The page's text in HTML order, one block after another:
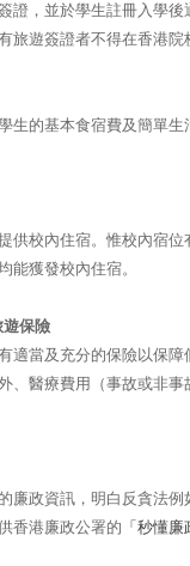
證，並於學生註冊入學
旅遊簽證者不得在香港院
生的基本食宿費及簡單
供校內住宿。惟校內宿
能獲發校內住宿。
保險
適當及充分的保險以保障
、醫療費用（事故或非事
廉政資訊，明白反貪法例
香港廉政公署的 「秒懂廉